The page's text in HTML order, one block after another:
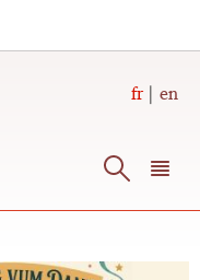
fr en